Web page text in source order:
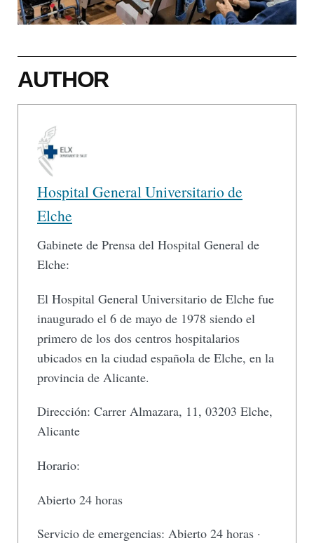
AUTHOR
Hospital General Universitario de
Elche
Gabinete de Prensa del Hospital General de
Elche:
El Hospital General Universitario de Elche fue
inaugurado el 6 de mayo de 1978 siendo el
primero de los dos centros hospitalarios
ubicados en la ciudad española de Elche, en la
provincia de Alicante.
Dirección: Carrer Almazara, 11, 03203 Elche,
Alicante
Horario:
Abierto 24 horas
Servicio de emergencias: Abierto 24 horas ·